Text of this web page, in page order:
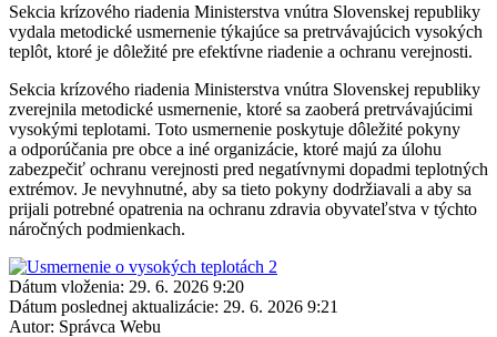
Sekcia krízového riadenia Ministerstva vnútra Slovenskej republiky
vydala metodické usmernenie týkajúce sa pretrvávajúcich vysokých
teplôt, ktoré je dôležité pre efektívne riadenie a ochranu verejnosti.
Sekcia krízového riadenia Ministerstva vnútra Slovenskej republiky
zverejnila metodické usmernenie, ktoré sa zaoberá pretrvávajúcimi
vysokými teplotami. Toto usmernenie poskytuje dôležité pokyny
a odporúčania pre obce a iné organizácie, ktoré majú za úlohu
zabezpečiť ochranu verejnosti pred negatívnymi dopadmi teplotných
extrémov. Je nevyhnutné, aby sa tieto pokyny dodržiavali a aby sa
prijali potrebné opatrenia na ochranu zdravia obyvateľstva v týchto
náročných podmienkach.
Dátum vloženia: 29. 6. 2026 9:20
Dátum poslednej aktualizácie: 29. 6. 2026 9:21
Autor: Správca Webu